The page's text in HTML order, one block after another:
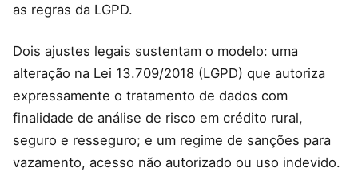
as regras da LGPD.
Dois ajustes legais sustentam o modelo: uma
alteração na Lei 13.709/2018 (LGPD) que autoriza
expressamente o tratamento de dados com
finalidade de análise de risco em crédito rural,
seguro e resseguro; e um regime de sanções para
vazamento, acesso não autorizado ou uso indevido.